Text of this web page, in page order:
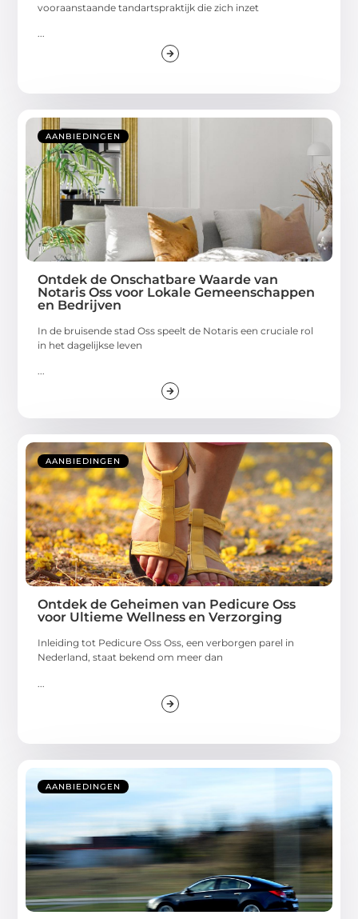
vooraanstaande tandartspraktijk die zich inzet
...
AANBIEDINGEN
Ontdek de Onschatbare Waarde van
Notaris Oss voor Lokale Gemeenschappen
en Bedrijven
In de bruisende stad Oss speelt de Notaris een cruciale rol
in het dagelijkse leven
...
AANBIEDINGEN
Ontdek de Geheimen van Pedicure Oss
voor Ultieme Wellness en Verzorging
Inleiding tot Pedicure Oss Oss, een verborgen parel in
Nederland, staat bekend om meer dan
AANBIEDINGEN